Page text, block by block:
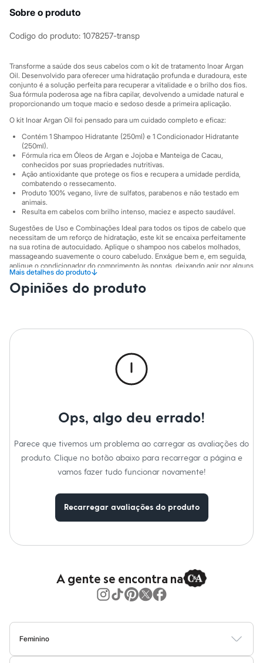
Bijoux
Óculos
Botas
Chinelos
Rasteirinhas
Sandálias
Sapatilhas
Tênis
City
Clock House
Mindset
Sawary
Yessica
Moda esportiva
Acessórios
Blusas
Calçados
Leggings
Shorts e Bermudas
Tops
Moda íntima
Calcinhas
Cintas e Modeladores
Meias
Moda praia
Biquínis
Casacos e Jaquetas
Shorts e Saias
Vestidos
Bermudas
Camisas
Casacos e Jaquetas
Chapéus e Bonés
Cintos
Óculos
Sobre o produto
Codigo do produto: 1078257-transp
Transforme a saúde dos seus cabelos com o kit de tratamento Inoar Argan
Oil. Desenvolvido para oferecer uma hidratação profunda e duradoura, este
conjunto é a solução perfeita para recuperar a vitalidade e o brilho dos fios.
Sua fórmula poderosa age na fibra capilar, devolvendo a umidade natural e
proporcionando um toque macio e sedoso desde a primeira aplicação.
O kit Inoar Argan Oil foi pensado para um cuidado completo e eficaz:
Contém 1 Shampoo Hidratante (250ml) e 1 Condicionador Hidratante
(250ml).
Fórmula rica em Óleos de Argan e Jojoba e Manteiga de Cacau,
conhecidos por suas propriedades nutritivas.
Ação antioxidante que protege os fios e recupera a umidade perdida,
combatendo o ressecamento.
Produto 100% vegano, livre de sulfatos, parabenos e não testado em
animais.
Resulta em cabelos com brilho intenso, maciez e aspecto saudável.
Sugestões de Uso e Combinações Ideal para todos os tipos de cabelo que
necessitam de um reforço de hidratação, este kit se encaixa perfeitamente
na sua rotina de autocuidado. Aplique o shampoo nos cabelos molhados,
massageando suavemente o couro cabeludo. Enxágue bem e, em seguida,
aplique o condicionador do comprimento às pontas, deixando agir por alguns
minutos antes de enxaguar. Para um tratamento ainda mais completo,
explore outros produtos da linha Argan Oil.
Mais detalhes do produto↓
Opiniões do produto
Ops, algo deu errado!
Parece que tivemos um problema ao carregar as avaliações do
produto. Clique no botão abaixo para recarregar a página e
vamos fazer tudo funcionar novamente!
Recarregar avaliações do produto
A gente se encontra na
Feminino
BlusasCalçasVestidosSaiasCasacosModa PraiaModa Íntima